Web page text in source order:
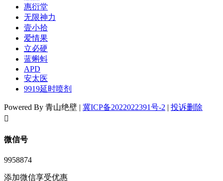
惠衍堂
无限神力
壹小拾
爱情果
立必硬
蓝蝌蚪
APD
安太医
9919延时喷剂
Powered By 青山绝壁 | 冀ICP备2022022391号-2 | 投诉删除
󦘖
微信号
9958874
添加微信享受优惠